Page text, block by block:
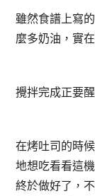
雖然食譜上寫
麼多奶油，實
攪拌完成正要
在烤吐司的時
地想吃看看這
終於做好了，